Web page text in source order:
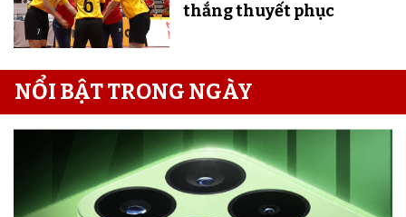
thắng thuyết phục
NỔI BẬT TRONG NGÀY